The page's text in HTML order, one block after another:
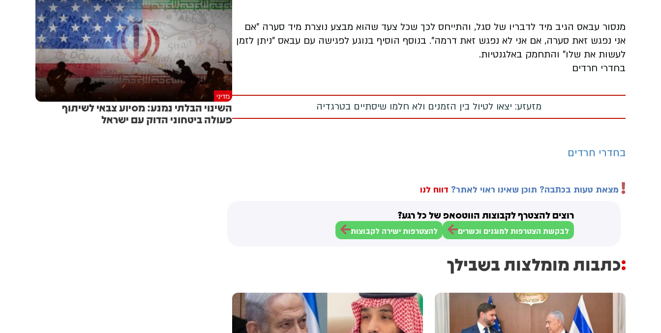
מנסור עבאס הגיב מיד לדבריו של סגל, והתייחס לכך שכל צעד שהוא מבצע נוצרת מיד סערה "אם
אני נפגש זאת סערה, אם אני לא נפגש זאת דרמה". בנוסף הוסיף בנוגע לפגישה עם עבאס "ניתן לזמן
לעשות את שלו" והתחמק באלגנטיות.
בחדרי חרדים
מזעזע: יצאו לטיול בין הזמנים ולא חלמו שיסתיים בטרגדיה
בחדרי חרדים
מצאת טעות בכתבה? תוכן שאינו ראוי לאתר? דווח לנו
רוצים להצטרף לקבוצות הווטסאפ של כל רגע?
לבקשת הצטרפות למוגנים וכשרים להצטרפות ישירה לקבוצות
כתבות מומלצות בשבילך
מדיני
השינוי הבלתי נמנע: מסיוע צבאי לשיתוף
פעולה ביטחוני הדוק עם ישראל